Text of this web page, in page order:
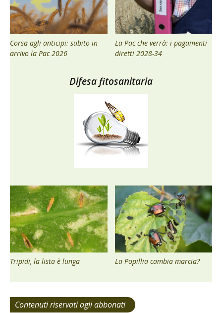
Corsa agli anticipi: subito in
arrivo la Pac 2026
La Pac che verrà: i pagamenti
diretti 2028-34
Difesa fitosanitaria
Tripidi, la lista è lunga La Popillia cambia marcia?
Contenuti riservati agli abbonati